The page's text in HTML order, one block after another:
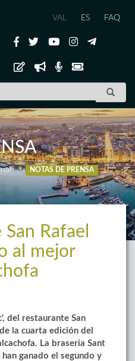
VAL ES FAQ
NOTAS DE PRENSA
Rafael
al mejor
del restaurante San
la cuarta edición del
La braseria Sant
ganado el segundo y